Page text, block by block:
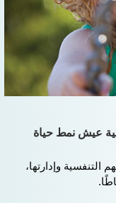
عيش نمط حياة
وإدارتها،